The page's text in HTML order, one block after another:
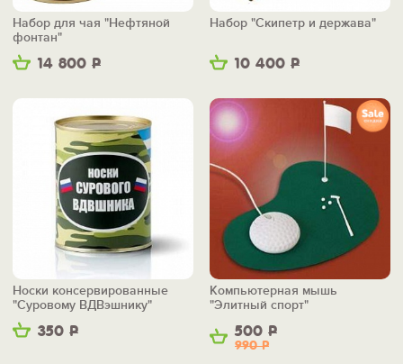
14 800 Р
Набор для чая "Нефтяной
фонтан"
10 400 Р
Набор "Скипетр и держава"
350 Р
Носки консервированные
"Суровому ВДВэшнику"
500 Р
990Р
Компьютерная мышь
"Элитный спорт"